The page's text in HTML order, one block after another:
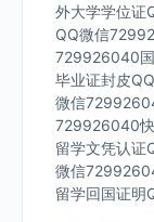
外大学学位证
QQ微信
729926040
毕业证封皮
微信
729926040
留学文凭认
微信
留学回国证